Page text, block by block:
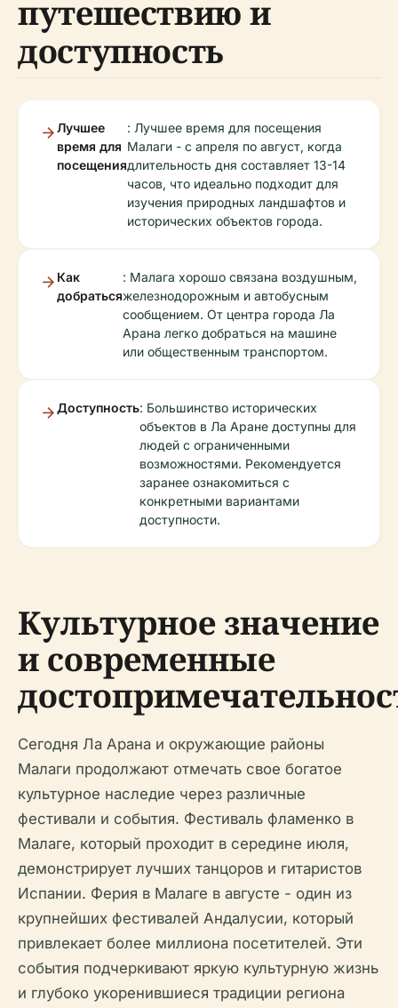
путешествию и
доступность
Лучшее
время для
посещения
: Лучшее время для посещения
Малаги - с апреля по август, когда
длительность дня составляет 13-14
часов, что идеально подходит для
изучения природных ландшафтов и
исторических объектов города.
Как
добраться
: Малага хорошо связана воздушным,
железнодорожным и автобусным
сообщением. От центра города Ла
Арана легко добраться на машине
или общественным транспортом.
Доступность: Большинство исторических
объектов в Ла Аране доступны для
людей с ограниченными
возможностями. Рекомендуется
заранее ознакомиться с
конкретными вариантами
доступности.
Культурное значение
и современные
Сегодня Ла Арана и окружающие районы
Малаги продолжают отмечать свое богатое
культурное наследие через различные
фестивали и события. Фестиваль фламенко в
Малаге, который проходит в середине июля,
демонстрирует лучших танцоров и гитаристов
Испании. Ферия в Малаге в августе - один из
крупнейших фестивалей Андалусии, который
привлекает более миллиона посетителей. Эти
события подчеркивают яркую культурную жизнь
и глубоко укоренившиеся традиции региона